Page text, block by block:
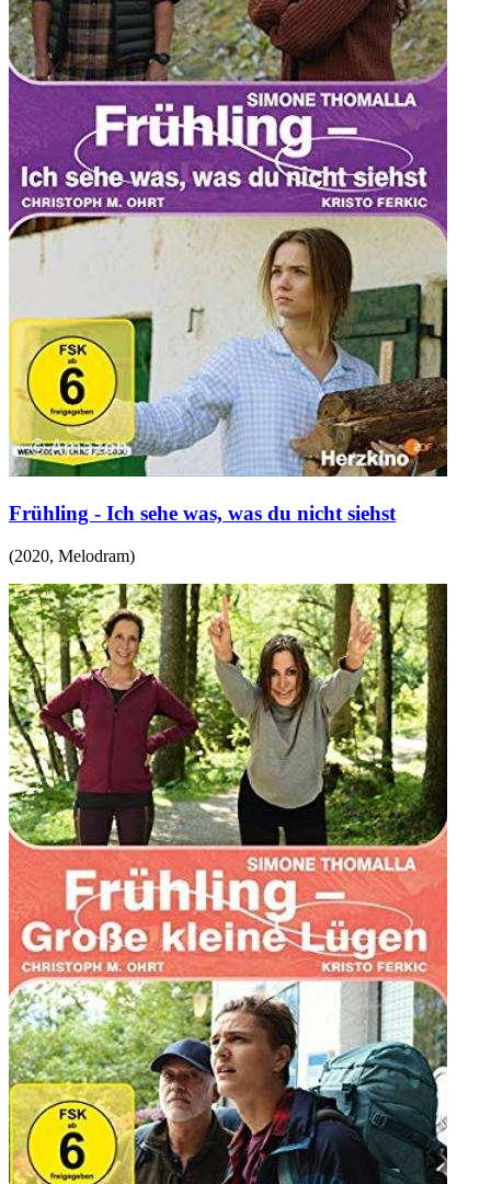
Frühling - Ich sehe was, was du nicht siehst
(2020, Melodram)